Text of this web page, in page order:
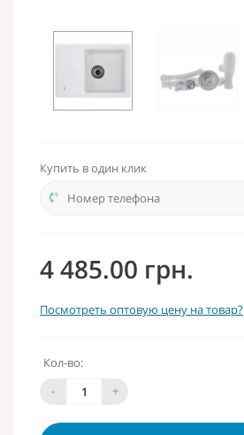
Купить в один клик
4 485.00 грн.
Посмотреть оптовую цену на товар?
Кол-во:
-
+